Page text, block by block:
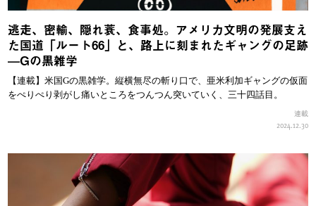
逃走、密輸、隠れ蓑、食事処。アメリカ文明の発展支え
た国道「ルート66」と、路上に刻まれたギャングの足跡
—Gの黒雑学
【連載】米国Gの黒雑学。縦横無尽の斬り口で、亜米利加ギャングの仮面
をぺりぺり剥がし痛いところをつんつん突いていく、三十四話目。
連載
2024.12.30